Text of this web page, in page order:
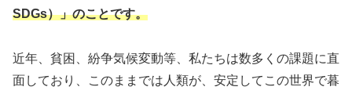
SDGs）」のことです。
近年、貧困、紛争気候変動等、私たちは数多くの課題に直
面しており、このままでは人類が、安定してこの世界で暮